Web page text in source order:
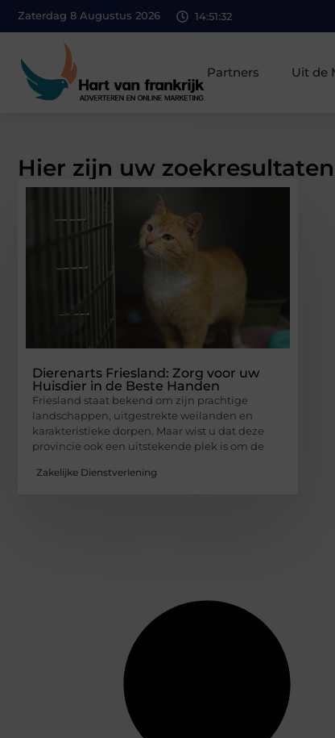
Zaterdag 8 Augustus 2026 14:51:33
Partners Uit de
Hier zijn uw
Dierenarts Friesland: Zorg voor uw
Huisdier in de Beste Handen
Friesland staat bekend om zijn prachtige
landschappen, uitgestrekte weilanden en
karakteristieke dorpen. Maar wist u dat deze
provincie ook een uitstekende plek is om de
Zakelijke Dienstverlening